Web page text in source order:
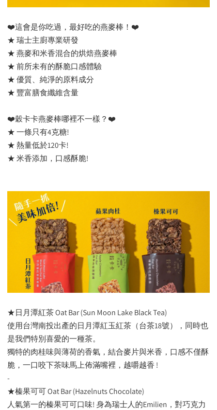
❤️這會是你吃過，最好吃的燕麥棒！❤️
★ 瑞士主廚專業研發
★ 燕麥和米香混合的烘焙燕麥棒
★ 前所未有的酥脆口感體驗
★ 優質、純淨的原料成分
★ 豐富膳食纖維含量
❤️穀卡卡燕麥棒哪裡不一樣？❤️
★ 一條只有4克糖!
★ 熱量低於120卡!
★ 米香添加，口感酥脆!
★日月潭紅茶 Oat Bar (Sun Moon Lake Black Tea)
使用台灣南投出產的日月潭紅玉紅茶（台茶18號），同時也
是我們特別喜愛的一種茶。
獨特的肉桂味與薄荷的香氣，結合麥片與米香，口感不僅酥
脆，一口咬下茶味馬上佈滿嘴裡，越嚼越香 !
-
★榛果可可 Oat Bar (Hazelnuts Chocolate)
人氣第一的榛果可可口味! 身為瑞士人的Emilien，對巧克力